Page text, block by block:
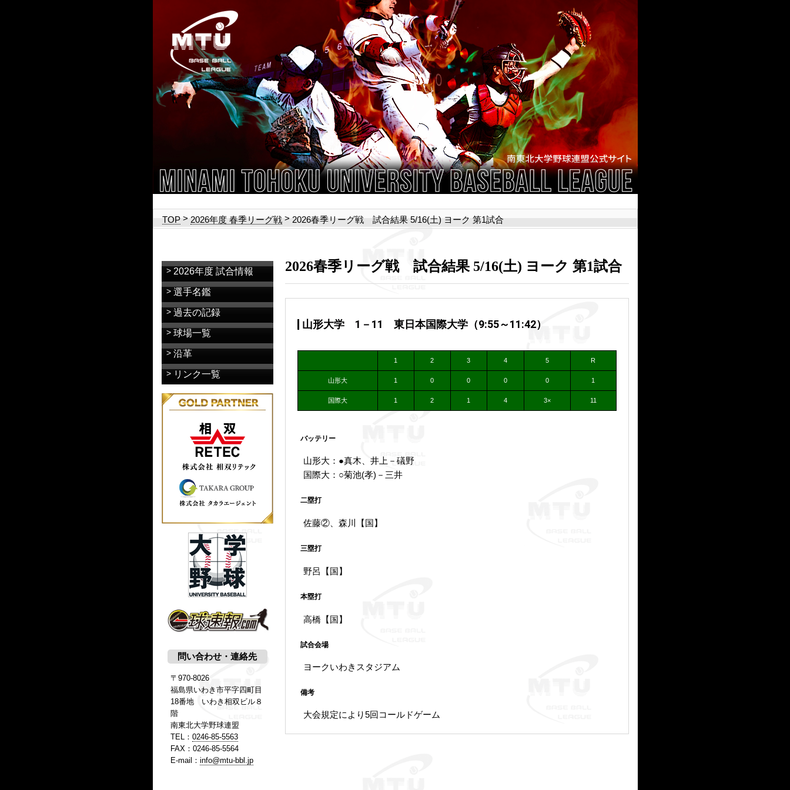
TOP> 2026年度 春季リーグ戦 > 2026春季リーグ戦 試合結果 5/16(土) ヨーク 第1試合
2026春季リーグ戦 試合結果 5/16(土) ヨーク 第1試合
山形大学 1－11 東日本国際大学（9:55～11:42）
1 2 3 4 5 R
山形大 1 0 0 0 0 1
国際大 1 2 1 4 3× 11
バッテリー
山形大：●真木、井上－礒野
国際大：○菊池(孝)－三井
二塁打
佐藤②、森川【国】
三塁打
野呂【国】
本塁打
高橋【国】
試合会場
ヨークいわきスタジアム
備考
大会規定により5回コールドゲーム
2026年度 試合情報
選手名鑑
過去の記録
球場一覧
沿革
リンク一覧
問い合わせ・連絡先
〒970-8026
福島県いわき市平字四町目
18番地 いわき相双ビル８
階
南東北大学野球連盟
TEL： 0246-85-5563
FAX：0246-85-5564
E-mail： info@mtu-bbl.jp